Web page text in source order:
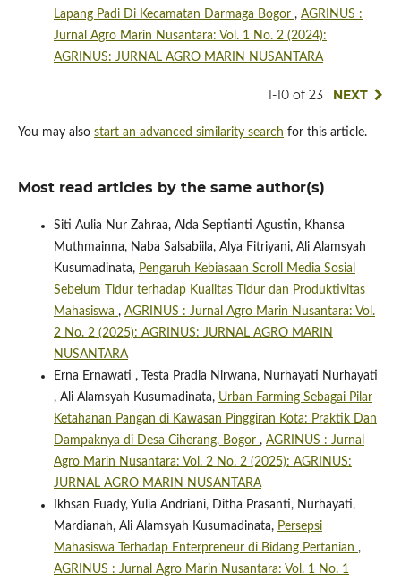
Lapang Padi Di Kecamatan Darmaga Bogor , AGRINUS :
Jurnal Agro Marin Nusantara: Vol. 1 No. 2 (2024):
AGRINUS: JURNAL AGRO MARIN NUSANTARA
1-10 of 23 NEXT
You may also start an advanced similarity search for this article.
Most read articles by the same author(s)
Siti Aulia Nur Zahraa, Alda Septianti Agustin, Khansa
Muthmainna, Naba Salsabiila, Alya Fitriyani, Ali Alamsyah
Kusumadinata, Pengaruh Kebiasaan Scroll Media Sosial
Sebelum Tidur terhadap Kualitas Tidur dan Produktivitas
Mahasiswa , AGRINUS : Jurnal Agro Marin Nusantara: Vol.
2 No. 2 (2025): AGRINUS: JURNAL AGRO MARIN
NUSANTARA
Erna Ernawati , Testa Pradia Nirwana, Nurhayati Nurhayati
, Ali Alamsyah Kusumadinata, Urban Farming Sebagai Pilar
Ketahanan Pangan di Kawasan Pinggiran Kota: Praktik Dan
Dampaknya di Desa Ciherang, Bogor , AGRINUS : Jurnal
Agro Marin Nusantara: Vol. 2 No. 2 (2025): AGRINUS:
JURNAL AGRO MARIN NUSANTARA
Ikhsan Fuady, Yulia Andriani, Ditha Prasanti, Nurhayati,
Mardianah, Ali Alamsyah Kusumadinata, Persepsi
Mahasiswa Terhadap Enterpreneur di Bidang Pertanian ,
AGRINUS : Jurnal Agro Marin Nusantara: Vol. 1 No. 1